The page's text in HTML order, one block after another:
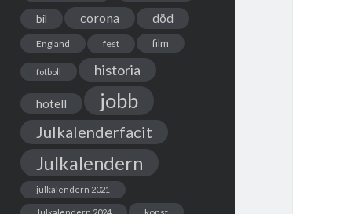
bil corona död
England fest film
fotboll historia
hotell jobb
Julkalenderfacit
Julkalendern
julkalendern 2021
Julkalendern 2024 konst